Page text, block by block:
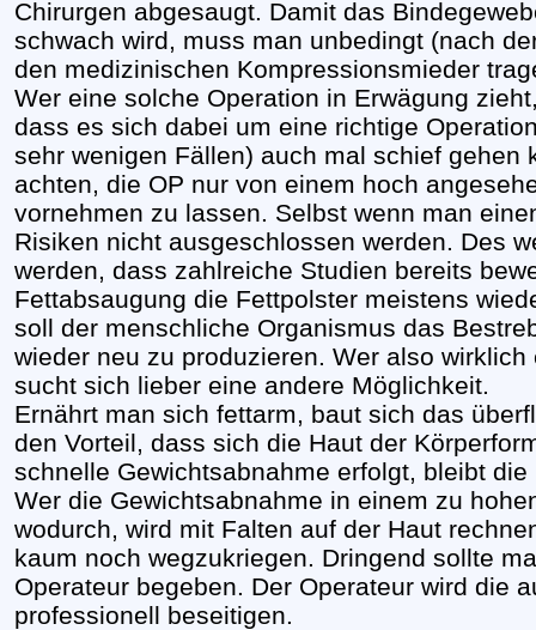
Chirurgen abgesaugt. Damit das
schwach wird, muss man unbedingt (nach
den medizinischen Kompressionsmieder
Wer eine solche Operation in Erwägung
dass es sich dabei um eine richtige
sehr wenigen Fällen) auch mal schief gehen
achten, die OP nur von einem hoch
vornehmen zu lassen. Selbst wenn man
Risiken nicht ausgeschlossen werden. Des
werden, dass zahlreiche Studien bereits
Fettabsaugung die Fettpolster meistens
soll der menschliche Organismus das
wieder neu zu produzieren. Wer also
sucht sich lieber eine andere Möglichkeit.
Ernährt man sich fettarm, baut sich das
den Vorteil, dass sich die Haut der
schnelle Gewichtsabnahme erfolgt, bleibt
Wer die Gewichtsabnahme in einem zu
wodurch, wird mit Falten auf der Haut
kaum noch wegzukriegen. Dringend sollte
Operateur begeben. Der Operateur wird die
professionell beseitigen.